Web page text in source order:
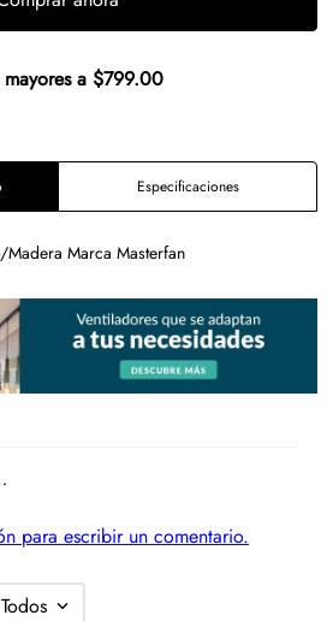
a $799.00
Especificaciones
Marca Masterfan
para escribir un comentario.
Todos